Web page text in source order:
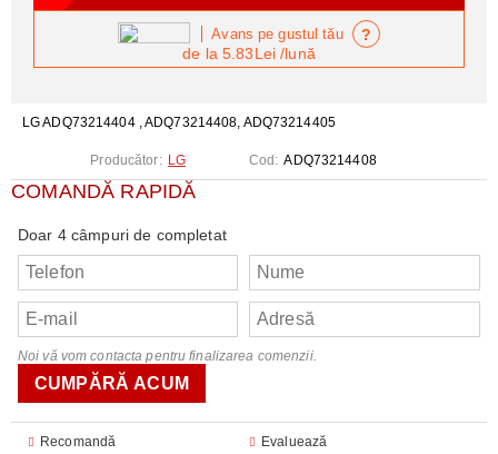
LG ADQ73214404 , ADQ73214408, ADQ73214405
Producător: LG Cod: ADQ73214408
COMANDĂ RAPIDĂ
Doar 4 câmpuri de completat
Noi vă vom contacta pentru finalizarea comenzii.
Recomandă
Evaluează
de la 5.83Lei/lună
Avans pe gustul tău ?